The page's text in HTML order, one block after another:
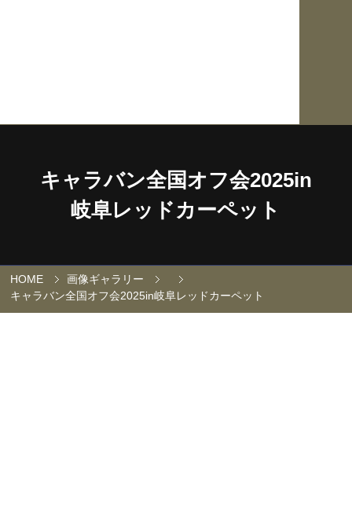
キャラバン全国オフ会2025in
岐阜レッドカーペット
HOME
画像ギャラリー
キャラバン全国オフ会2025in岐阜レッドカーペット